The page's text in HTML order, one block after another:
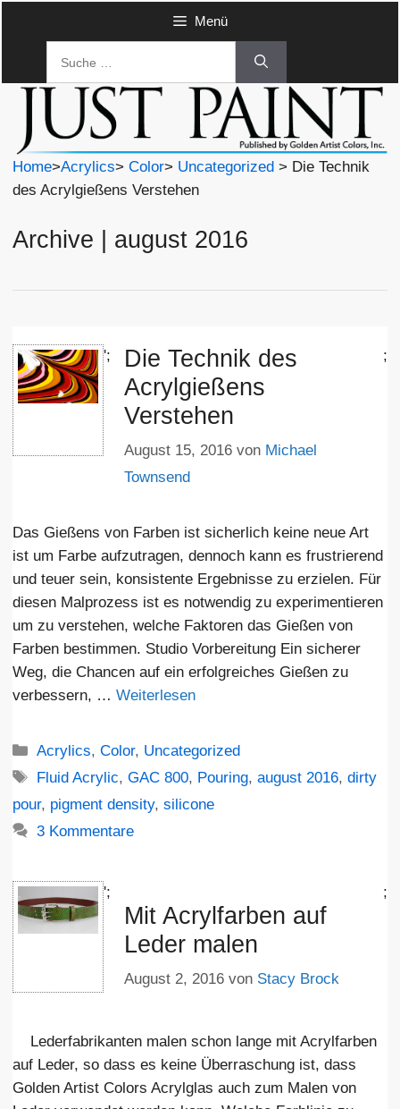
Menü
Home>Acrylics> Color> Uncategorized > Die Technik
des Acrylgießens Verstehen
Archive | august 2016
';
Die Technik des
Acrylgießens
Verstehen
August 15, 2016 von Michael
Townsend
;
Das Gießens von Farben ist sicherlich keine neue Art
ist um Farbe aufzutragen, dennoch kann es frustrierend
und teuer sein, konsistente Ergebnisse zu erzielen. Für
diesen Malprozess ist es notwendig zu experimentieren
um zu verstehen, welche Faktoren das Gießen von
Farben bestimmen. Studio Vorbereitung Ein sicherer
Weg, die Chancen auf ein erfolgreiches Gießen zu
verbessern, … Weiterlesen
Kategorien
Acrylics,Color, Uncategorized
Schlagwörter
Fluid Acrylic,GAC 800, Pouring,august 2016,dirty
pour, pigment density, silicone
3 Kommentare
';
Mit Acrylfarben auf
Leder malen
August 2, 2016 von Stacy Brock
;
Lederfabrikanten malen schon lange mit Acrylfarben
auf Leder, so dass es keine Überraschung ist, dass
Golden Artist Colors Acrylglas auch zum Malen von